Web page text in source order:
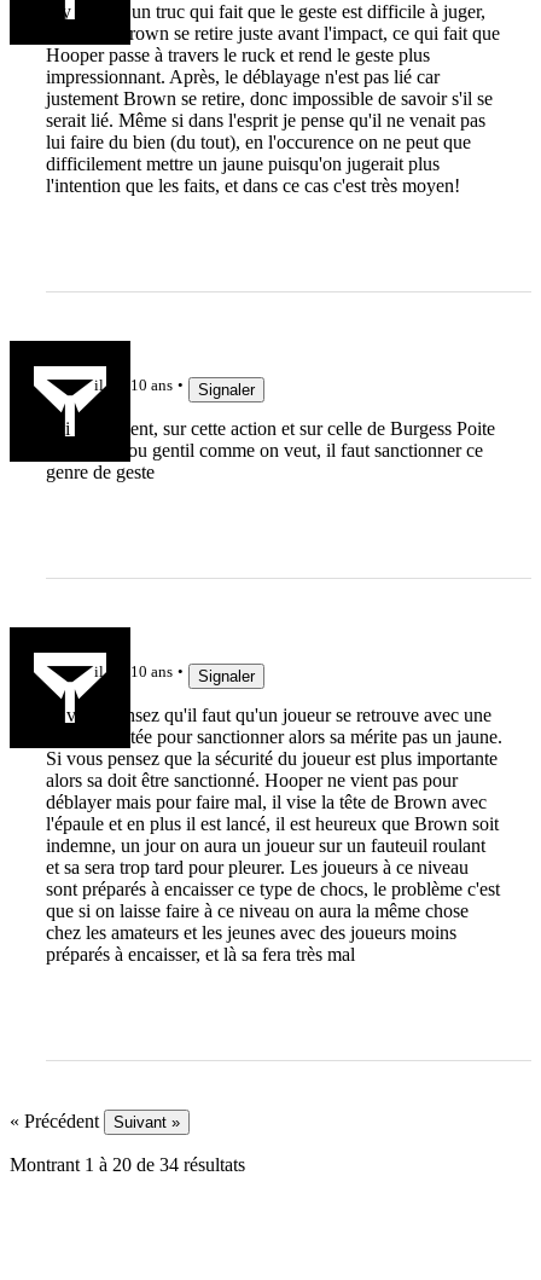
Il y a aussi un truc qui fait que le geste est difficile à juger,
c'est que Brown se retire juste avant l'impact, ce qui fait que
Hooper passe à travers le ruck et rend le geste plus
impressionnant. Après, le déblayage n'est pas lié car
justement Brown se retire, donc impossible de savoir s'il se
serait lié. Même si dans l'esprit je pense qu'il ne venait pas
lui faire du bien (du tout), en l'occurence on ne peut que
difficilement mettre un jaune puisqu'on jugerait plus
l'intention que les faits, et dans ce cas c'est très moyen!
il y a 10 ans Signaler
oui clairement, sur cette action et sur celle de Burgess Poite
a été léger ou gentil comme on veut, il faut sanctionner ce
genre de geste
il y a 10 ans Signaler
Si vous pensez qu'il faut qu'un joueur se retrouve avec une
vertèbre pétée pour sanctionner alors sa mérite pas un jaune.
Si vous pensez que la sécurité du joueur est plus importante
alors sa doit être sanctionné. Hooper ne vient pas pour
déblayer mais pour faire mal, il vise la tête de Brown avec
l'épaule et en plus il est lancé, il est heureux que Brown soit
indemne, un jour on aura un joueur sur un fauteuil roulant
et sa sera trop tard pour pleurer. Les joueurs à ce niveau
sont préparés à encaisser ce type de chocs, le problème c'est
que si on laisse faire à ce niveau on aura la même chose
chez les amateurs et les jeunes avec des joueurs moins
préparés à encaisser, et là sa fera très mal
« Précédent Suivant »
Montrant 1 à 20 de 34 résultats